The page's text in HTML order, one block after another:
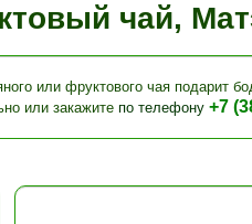
чай,
или фруктового чая подарит
или закажите по телефону +7